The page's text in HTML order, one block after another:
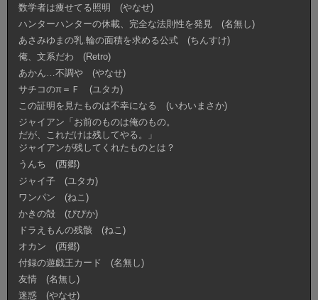
数学者は痩せてる照明 (やなせ)
ハンターハンターの休載、完全な法則性を発見 (名無し)
あさみゆまの乳.輪の面積を求める公式 (ちんすけ)
俺、文系だわ (Retro)
あかん…不調や (やなせ)
サチコのπ＝Ｆ (ユタカ)
この証明を見たものは不幸になる (いわいまさか)
ジャイアン「お前のものは俺のもの。
だが、これだけは残してやる。」
ジャイアンが残してくれたものとは？
うんち (西郷)
ジャイ子 (ユタカ)
ワンパン (ねこ)
かきの殻 (ぴぴか)
ドラえもんの残骸 (ねこ)
オカン (西郷)
付録の遊戯王カード (名無し)
友情 (名無し)
迷惑 (やなせ)